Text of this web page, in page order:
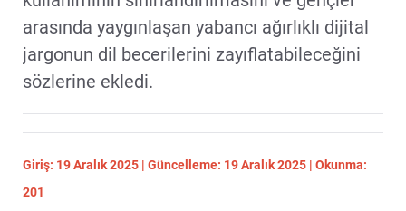
arasında yaygınlaşan yabancı ağırlıklı dijital
jargonun dil becerilerini zayıflatabileceğini
sözlerine ekledi.
Giriş: 19 Aralık 2025 | Güncelleme: 19 Aralık 2025 | Okunma:
201